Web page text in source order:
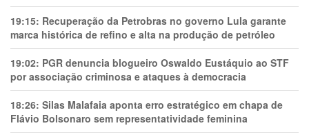
19:15: Recuperação da Petrobras no governo Lula garante
marca histórica de refino e alta na produção de petróleo
19:02: PGR denuncia blogueiro Oswaldo Eustáquio ao STF
por associação criminosa e ataques à democracia
18:26: Silas Malafaia aponta erro estratégico em chapa de
Flávio Bolsonaro sem representatividade feminina